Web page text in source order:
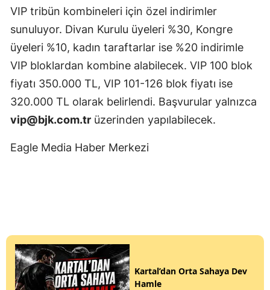
VIP tribün kombineleri için özel indirimler
sunuluyor. Divan Kurulu üyeleri %30, Kongre
üyeleri %10, kadın taraftarlar ise %20 indirimle
VIP bloklardan kombine alabilecek. VIP 100 blok
fiyatı 350.000 TL, VIP 101-126 blok fiyatı ise
320.000 TL olarak belirlendi. Başvurular yalnızca
vip@bjk.com.tr üzerinden yapılabilecek.
Eagle Media Haber Merkezi
Kartal’dan Orta Sahaya Dev
Hamle